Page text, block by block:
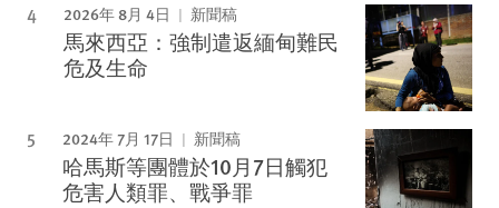
2026年 8月 4日 新聞稿
馬來西亞：強制遣返緬甸難民
危及生命
2024年 7月 17日 新聞稿
哈馬斯等團體於10月7日觸犯
危害人類罪、戰爭罪